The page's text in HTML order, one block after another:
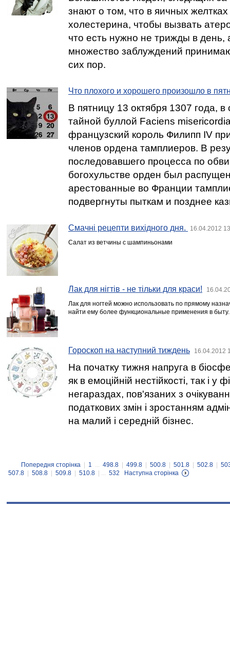
знают о том, что в яичных желтках
холестерина, чтобы вызвать
что есть нужно не трижды в
множество заблуждений
сих пор.
Что плохого и хорошего произошло в
В пятницу 13 октября 1307 года, в
тайной буллой Faciens
французский король Филипп IV
членов ордена тамплиеров. В
последовавшего процесса по
богохульстве орден был
арестованные во Франции
подвергнуты пыткам и позднее
Смачні рецепти вихідного дня. 16.04.2012
Салат из ветчины с шампиньонами
Лак для нігтів - не тільки для краси!
Лак для ногтей можно использовать по прямому
найти ему более функциональные применения в быту.
Гороскоп на наступний тиждень 16.04.2012
На початку тижня напруга в
як в емоційній нестійкості, так і у
негараздах, пов'язаних з
податкових змін і зростанням
на малий і середній бізнес.
Попередня сторінка 1 ... 498.8 499.8 500.8 501.8 502.8
507.8
508.8 509.8 510.8 | ... 532 Наступна сторінка